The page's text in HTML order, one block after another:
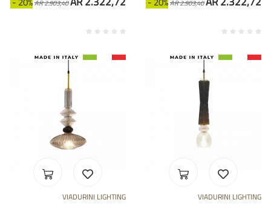
AR 2.903,40 AR 2.903,40
VIADURINI LIGHTING VIADURINI LIGHTING